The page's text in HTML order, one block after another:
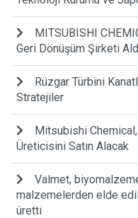
MITSUBISHI
Geri Dönüşüm Şirketi
Rüzgar Türbini
Stratejiler
Mitsubishi
Üreticisini Satın Alacak
Valmet,
malzemelerden elde
üretti